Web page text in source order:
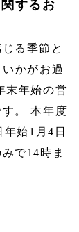
するお
る季節と
かがお過
末年始の営
。 本年度
始1月4日
で14時ま